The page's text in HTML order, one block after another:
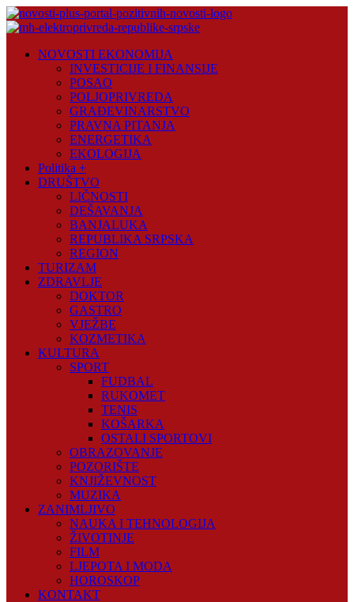
Skip
to
Plus
NOVOSTI EKONOMIJA
INVESTICIJE I FINANSIJE
POSAO
POLJOPRIVREDA
GRAĐEVINARSTVO
PRAVNA PITANJA
ENERGETIKA
EKOLOGIJA
Politika +
DRUŠTVO
LIČNOSTI
DEŠAVANJA
BANJALUKA
REPUBLIKA SRPSKA
REGION
TURIZAM
ZDRAVLJE
DOKTOR
GASTRO
VJEŽBE
KOZMETIKA
KULTURA
SPORT
FUDBAL
RUKOMET
TENIS
KOŠARKA
OSTALI SPORTOVI
OBRAZOVANJE
POZORIŠTE
KNJIŽEVNOST
MUZIKA
ZANIMLJIVO
NAUKA I TEHNOLOGIJA
ŽIVOTINJE
FILM
LJEPOTA I MODA
HOROSKOP
KONTAKT